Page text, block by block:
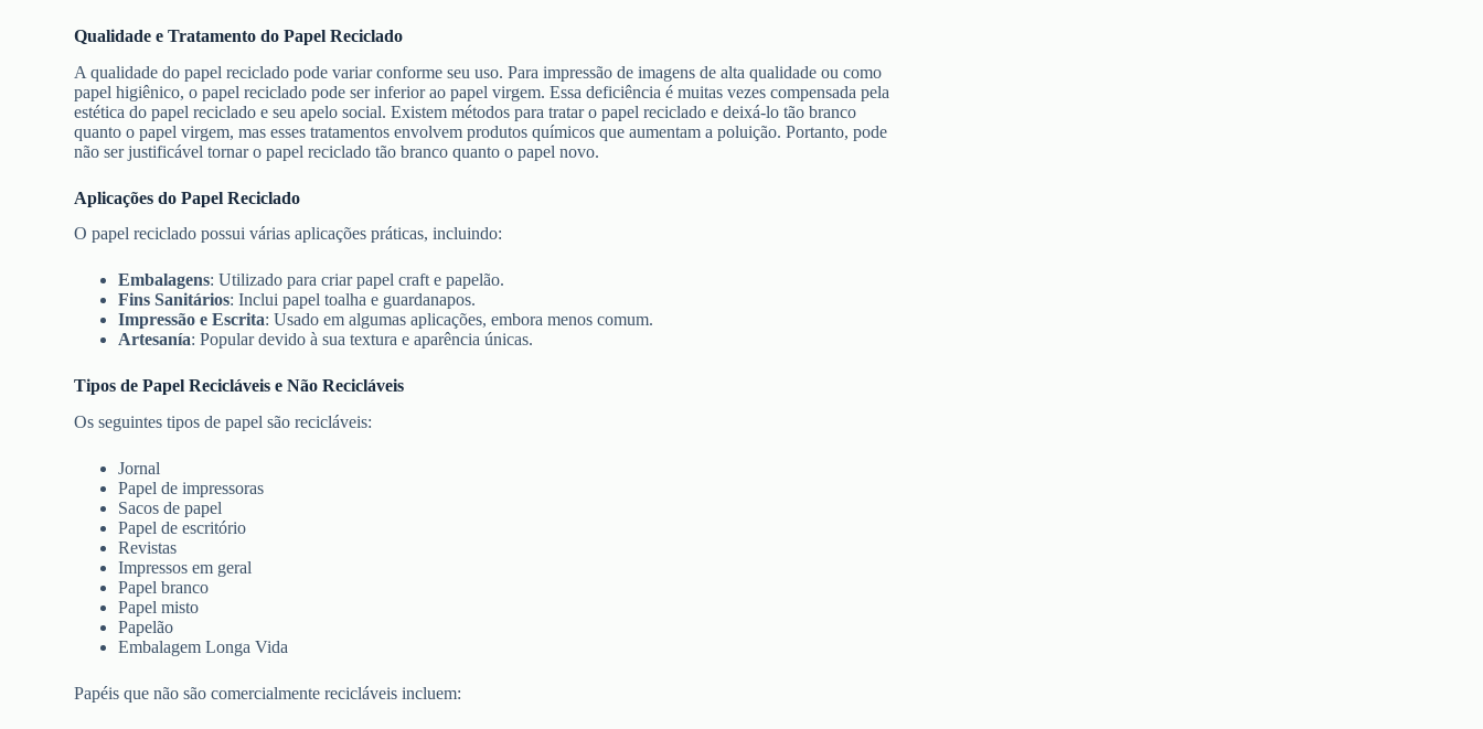
Qualidade e Tratamento do Papel Reciclado
A qualidade do papel reciclado pode variar conforme seu uso. Para impressão de imagens de alta qualidade ou como
papel higiênico, o papel reciclado pode ser inferior ao papel virgem. Essa deficiência é muitas vezes compensada pela
estética do papel reciclado e seu apelo social. Existem métodos para tratar o papel reciclado e deixá-lo tão branco
quanto o papel virgem, mas esses tratamentos envolvem produtos químicos que aumentam a poluição. Portanto, pode
não ser justificável tornar o papel reciclado tão branco quanto o papel novo.
Aplicações do Papel Reciclado
O papel reciclado possui várias aplicações práticas, incluindo:
Embalagens: Utilizado para criar papel craft e papelão.
Fins Sanitários: Inclui papel toalha e guardanapos.
Impressão e Escrita: Usado em algumas aplicações, embora menos comum.
Artesanía: Popular devido à sua textura e aparência únicas.
Tipos de Papel Recicláveis e Não Recicláveis
Os seguintes tipos de papel são recicláveis:
Jornal
Papel de impressoras
Sacos de papel
Papel de escritório
Revistas
Impressos em geral
Papel branco
Papel misto
Papelão
Embalagem Longa Vida
Papéis que não são comercialmente recicláveis incluem: